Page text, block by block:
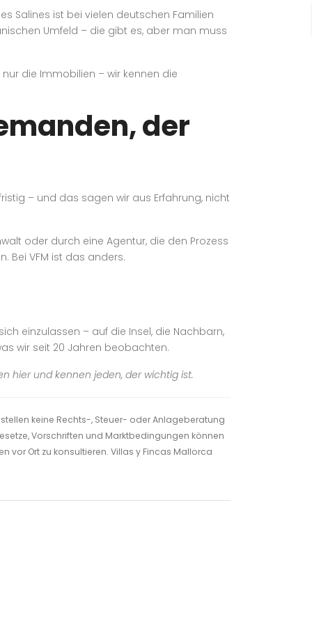
Salines ist bei vielen deutschen Familien
Umfeld – die gibt es, aber man muss
die Immobilien – wir kennen die
der
– und das sagen wir aus Erfahrung, nicht
oder durch eine Agentur, die den Prozess
Bei VFM ist das anders.
einzulassen – auf die Insel, die Nachbarn,
wir seit 20 Jahren beobachten.
hier und kennen jeden, der wichtig ist.
keine Rechts-, Steuer- oder Anlageberatung
Vorschriften und Marktbedingungen können
vor Ort zu konsultieren. Villas y Fincas Mallorca